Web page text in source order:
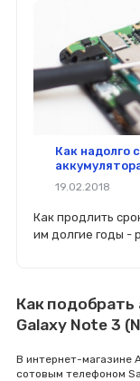
Как надолго
19.02.2018
Как продлить
им долгие годы -
Как подобрать
Galaxy Note 3
В интернет-магазине
сотовым телефоном